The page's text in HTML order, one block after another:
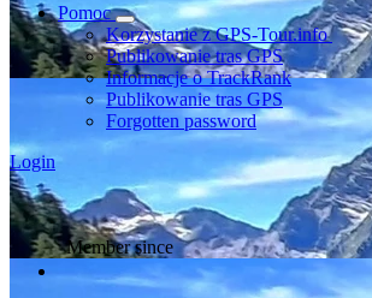
Pomoc
Korzystanie z GPS-Tour.info
Publikowanie tras GPS
Informacje o TrackRank
Publikowanie tras GPS
Forgotten password
Login
Member since